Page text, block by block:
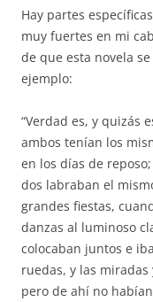
Hay partes
muy fuertes en mi
de que esta novela
ejemplo:
“Verdad es, y quizás
ambos tenían los
en los días de
dos labraban el
grandes fiestas,
danzas al luminoso
colocaban juntos e
ruedas, y las
pero de ahí no